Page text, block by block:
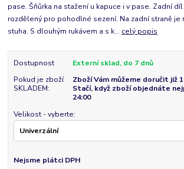
pase. Šňůrka na stažení u kapuce i v pase. Zadní
rozdělený pro pohodlné sezení. Na zadní straně je
stuha. S dlouhým rukávem a s k... celý popis
Dostupnost
Externí sklad, do 7 dnů
Pokud je zboží
SKLADEM:
Zboží Vám můžeme doručit již
Stačí, když zboží objednáte
24:00
Velikost - vyberte:
Nejsme plátci DPH